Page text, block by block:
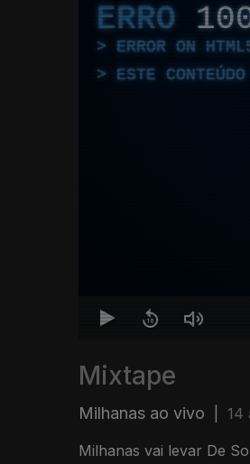
ERRO
ERROR ON
ESTE
Mixtape
Milhanas ao vivo 14
Milhanas vai levar De